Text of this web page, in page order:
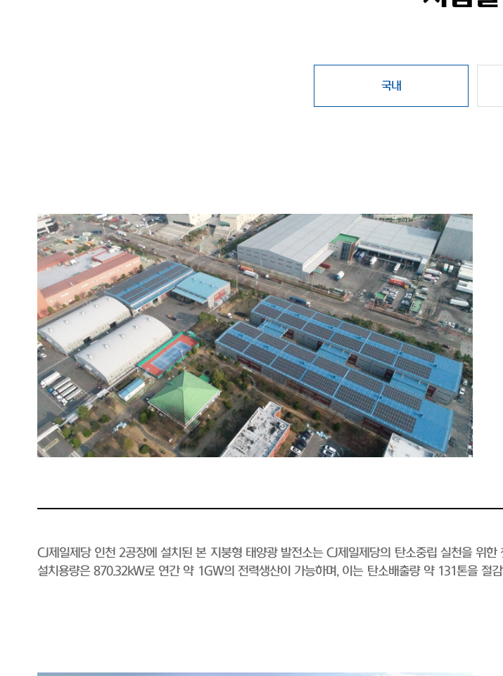
국내
CJ제일제당 인천 2공장에 설치된 본 지붕형 태양광 발전소는 CJ제일제당의 탄소중립 실천을 위
설치용량은 870.32kW로 연간 약 1GW의 전력생산이 가능하며, 이는 탄소배출량 약 131톤을 절